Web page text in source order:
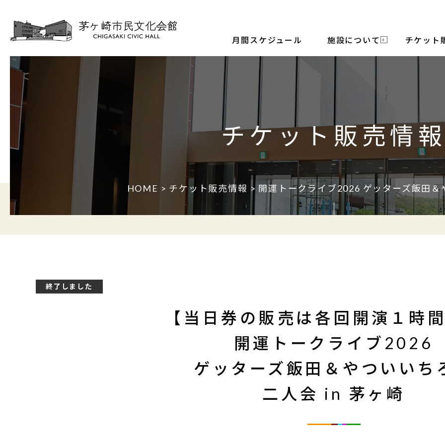
月間スケジュール 施設について チケット
チケット販売情報
HOME > チケット販売情報 > 開運トークライブ2026 ゲッターズ飯田
終了しました
【当日券の販売は各回開演１時間
開運トークライブ2026
ゲッターズ飯田＆やついいち
二人会 in 茅ヶ崎